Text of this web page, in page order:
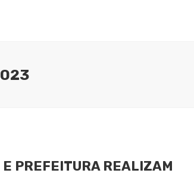
E PREFEITURA REALIZAM